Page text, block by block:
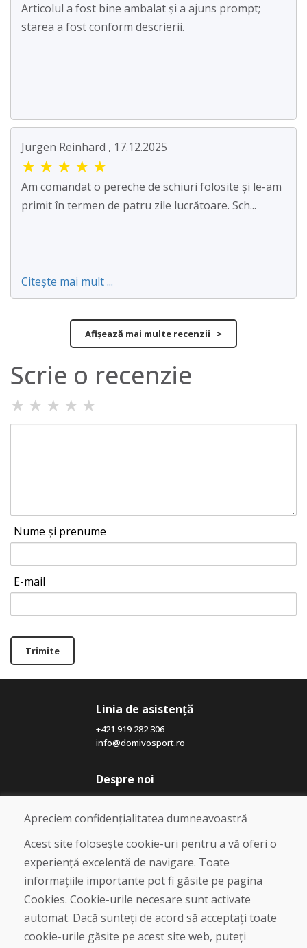
Articolul a fost bine ambalat și a ajuns prompt;
starea a fost conform descrierii.
Jürgen Reinhard , 17.12.2025
★ ★ ★ ★ ★
Am comandat o pereche de schiuri folosite și le-am
primit în termen de patru zile lucrătoare. Sch...
Citește mai mult ...
Afișează mai multe recenzii >
Scrie o recenzie
★ ★ ★ ★ ★
Nume și prenume
E-mail
Trimite
Linia de asistență
+421 919 282 306
info@domivosport.ro
Despre noi
Blog
Despre noi
Magazin
Contact
Cumpărare
Magazin online
Livrare și plată
Plângere
Apreciem confidențialitatea dumneavoastră
Acest site folosește cookie-uri pentru a vă oferi o
experiență excelentă de navigare. Toate
informațiile importante pot fi găsite pe pagina
Cookies. Cookie-urile necesare sunt activate
automat. Dacă sunteți de acord să acceptați toate
cookie-urile găsite pe acest site web, puteți